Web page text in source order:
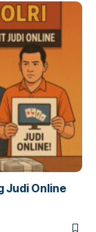
Judi Online